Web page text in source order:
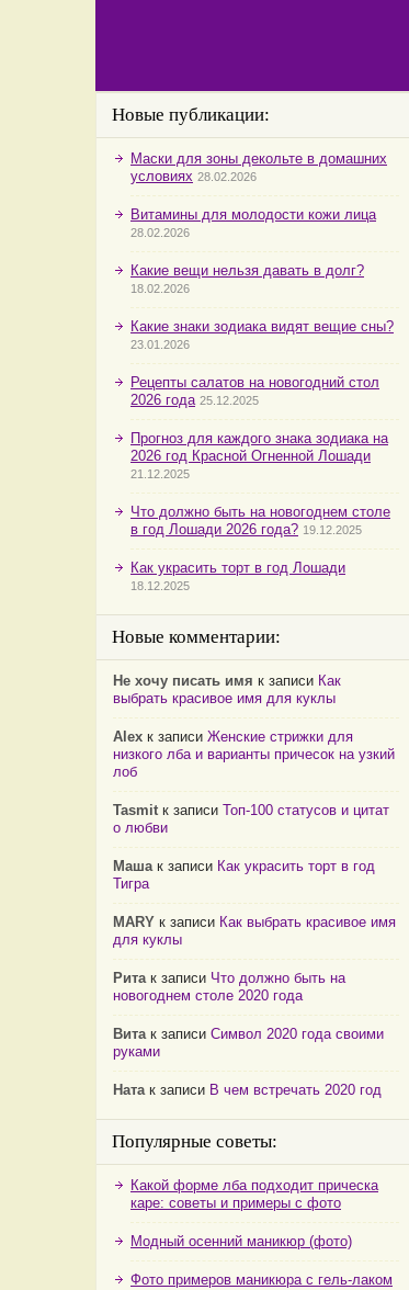
Новые публикации:
Маски для зоны декольте в домашних
условиях 28.02.2026
Витамины для молодости кожи лица
28.02.2026
Какие вещи нельзя давать в долг?
18.02.2026
Какие знаки зодиака видят вещие сны?
23.01.2026
Рецепты салатов на новогодний стол
2026 года 25.12.2025
Прогноз для каждого знака зодиака на
2026 год Красной Огненной Лошади
21.12.2025
Что должно быть на новогоднем столе
в год Лошади 2026 года? 19.12.2025
Как украсить торт в год Лошади
18.12.2025
Новые комментарии:
Не хочу писать имя к записи Как
выбрать красивое имя для куклы
Alex к записи Женские стрижки для
низкого лба и варианты причесок на узкий
лоб
Tasmit к записи Топ-100 статусов и цитат
о любви
Машак записи Как украсить торт в год
Тигра
MARY к записи Как выбрать красивое имя
для куклы
Ритак записи Что должно быть на
новогоднем столе 2020 года
Витак записи Символ 2020 года своими
руками
Натак записи В чем встречать 2020 год
Популярные советы:
Какой форме лба подходит прическа
каре: советы и примеры с фото
Модный осенний маникюр (фото)
Фото примеров маникюра с гель-лаком